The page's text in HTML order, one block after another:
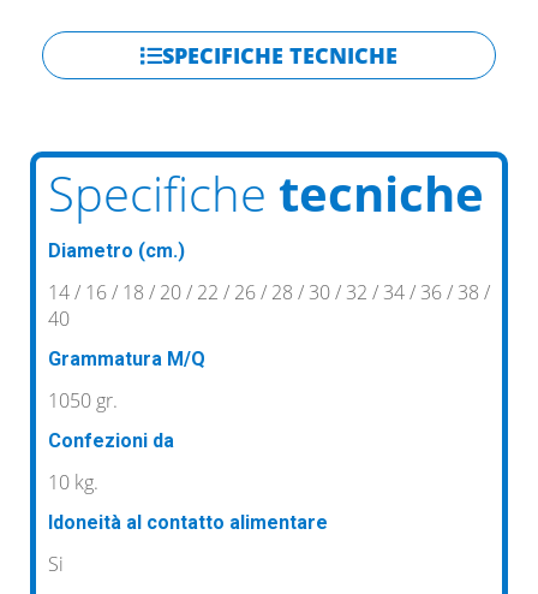
SPECIFICHE TECNICHE
Specifiche tecniche
Diametro (cm.)
14 / 16 / 18 / 20 / 22 / 26 / 28 / 30 / 32 / 34 / 36 / 38 /
40
Grammatura M/Q
1050 gr.
Confezioni da
10 kg.
Idoneità al contatto alimentare
Si